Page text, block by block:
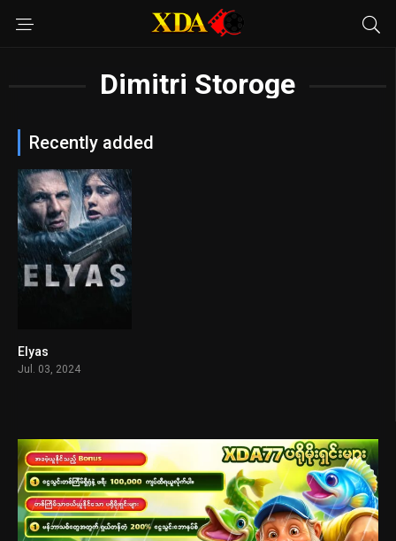
Dimitri Storoge
Recently added
Elyas
Jul. 03, 2024